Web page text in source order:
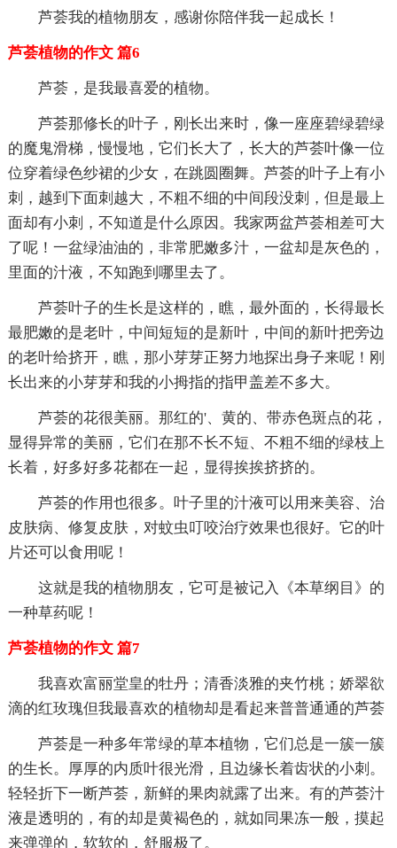
芦荟我的植物朋友，感谢你陪伴我一起成长！
芦荟植物的作文 篇6
芦荟，是我最喜爱的植物。
芦荟那修长的叶子，刚长出来时，像一座座碧绿碧绿
的魔鬼滑梯，慢慢地，它们长大了，长大的芦荟叶像一位
位穿着绿色纱裙的少女，在跳圆圈舞。芦荟的叶子上有小
刺，越到下面刺越大，不粗不细的中间段没刺，但是最上
面却有小刺，不知道是什么原因。我家两盆芦荟相差可大
了呢！一盆绿油油的，非常肥嫩多汁，一盆却是灰色的，
里面的汁液，不知跑到哪里去了。
芦荟叶子的生长是这样的，瞧，最外面的，长得最长
最肥嫩的是老叶，中间短短的是新叶，中间的新叶把旁边
的老叶给挤开，瞧，那小芽芽正努力地探出身子来呢！刚
长出来的小芽芽和我的小拇指的指甲盖差不多大。
芦荟的花很美丽。那红的'、黄的、带赤色斑点的花，
显得异常的美丽，它们在那不长不短、不粗不细的绿枝上
长着，好多好多花都在一起，显得挨挨挤挤的。
芦荟的作用也很多。叶子里的汁液可以用来美容、治
皮肤病、修复皮肤，对蚊虫叮咬治疗效果也很好。它的叶
片还可以食用呢！
这就是我的植物朋友，它可是被记入《本草纲目》的
一种草药呢！
芦荟植物的作文 篇7
我喜欢富丽堂皇的牡丹；清香淡雅的夹竹桃；娇翠欲
滴的红玫瑰但我最喜欢的植物却是看起来普普通通的芦荟
芦荟是一种多年常绿的草本植物，它们总是一簇一簇
的生长。厚厚的内质叶很光滑，且边缘长着齿状的小刺。
轻轻折下一断芦荟，新鲜的果肉就露了出来。有的芦荟汁
液是透明的，有的却是黄褐色的，就如同果冻一般，摸起
来弹弹的，软软的，舒服极了。